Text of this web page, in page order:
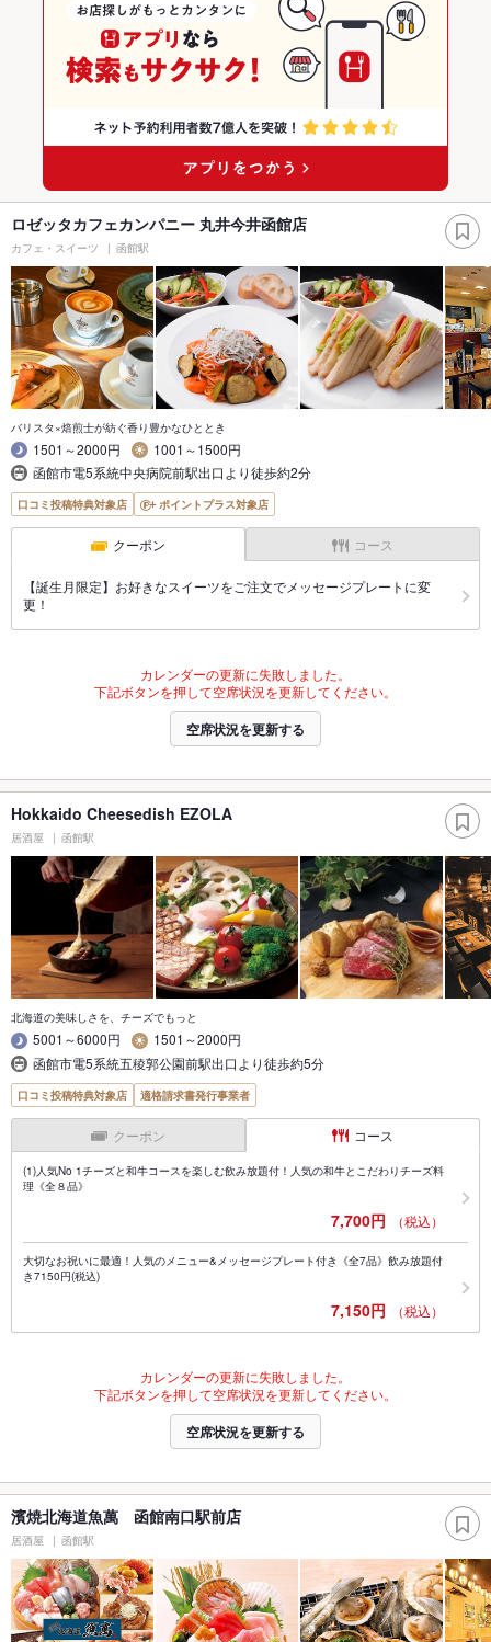
ロゼッタカフェカンパニー 丸井今井函館店
カフェ・スイーツ 函館駅
バリスタ×焙煎士が紡ぐ香り豊かなひととき
1501～2000円
1001～1500円
函館市電5系統中央病院前駅出口より徒歩約2分
口コミ投稿特典対象店 ポイントプラス対象店
クーポン コース
【誕生月限定】お好きなスイーツをご注文でメッセージプレートに変
更！
カレンダーの更新に失敗しました。
下記ボタンを押して空席状況を更新してください。
空席状況を更新する
Hokkaido Cheesedish EZOLA
居酒屋 函館駅
北海道の美味しさを、チーズでもっと
5001～6000円
1501～2000円
函館市電5系統五稜郭公園前駅出口より徒歩約5分
口コミ投稿特典対象店 適格請求書発行事業者
クーポン コース
(1)人気No 1チーズと和牛コースを楽しむ飲み放題付！人気の和牛とこだわりチーズ料
理《全８品》
7,700円 （税込）
大切なお祝いに最適！人気のメニュー&メッセージプレート付き《全7品》飲み放題付
き7150円(税込)
7,150円 （税込）
カレンダーの更新に失敗しました。
下記ボタンを押して空席状況を更新してください。
空席状況を更新する
濱焼北海道魚萬 函館南口駅前店
居酒屋 函館駅